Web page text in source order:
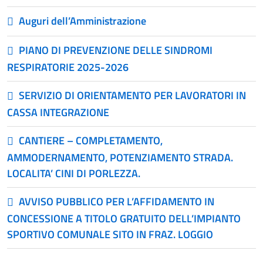
Auguri dell’Amministrazione
PIANO DI PREVENZIONE DELLE SINDROMI
RESPIRATORIE 2025-2026
SERVIZIO DI ORIENTAMENTO PER LAVORATORI IN
CASSA INTEGRAZIONE
CANTIERE – COMPLETAMENTO,
AMMODERNAMENTO, POTENZIAMENTO STRADA.
LOCALITA’ CINI DI PORLEZZA.
AVVISO PUBBLICO PER L’AFFIDAMENTO IN
CONCESSIONE A TITOLO GRATUITO DELL’IMPIANTO
SPORTIVO COMUNALE SITO IN FRAZ. LOGGIO